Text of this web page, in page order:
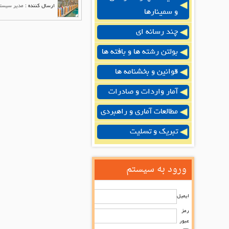
و سمینارها
چند رسانه ای
بولتن رشته ها و بافته ها
قوانین و بخشنامه ها
آمار واردات و صادرات
مطالعات آماری و راهبردی
تبریک و تسلیت
ورود به سیستم
ایمیل
رمز
عبور
ارسال کننده : مدیر